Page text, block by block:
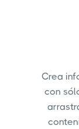
Crea
con